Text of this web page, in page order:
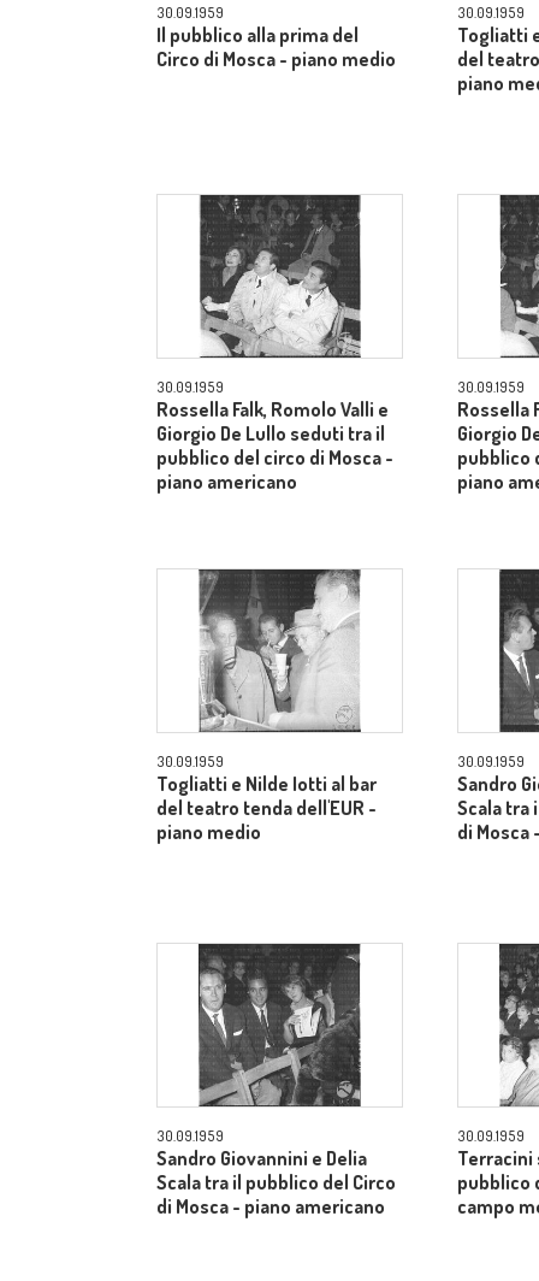
30.09.1959
Il pubblico alla prima del
Circo di Mosca - piano medio
30.09.1959
Togliatti
del
piano
30.09.1959
Rossella Falk, Romolo Valli e
Giorgio De Lullo seduti tra il
pubblico del circo di Mosca -
piano americano
30.09.1959
Rossella
Giorgio
pubblico
piano
30.09.1959
Togliatti e Nilde Iotti al bar
del teatro tenda dell'EUR -
piano medio
30.09.1959
Sandro
Scala tra
di Mosca
30.09.1959
Sandro Giovannini e Delia
Scala tra il pubblico del Circo
di Mosca - piano americano
30.09.1959
Terracini
pubblico
campo